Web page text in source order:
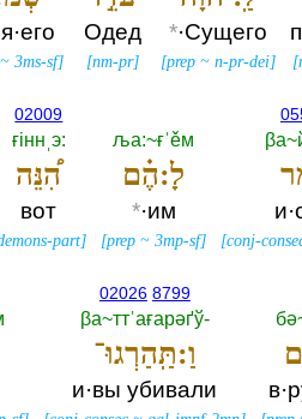
[
*·Сущего
[prep ~n-pr-dei]
Одед
[nm-pr]
~3ms-sf]
[conj-
ља:~ғˈěм
לָ:הֶ֗ם
*·им
[prep ~3mp-sf]
02009
ғiннˌэ:‎
הִ֠נֵּה
вот
part]
02026 8799
βа~ттˈағарәґў-‎
וַ:תַּֽהַרְגוּ־
и·вы убивали